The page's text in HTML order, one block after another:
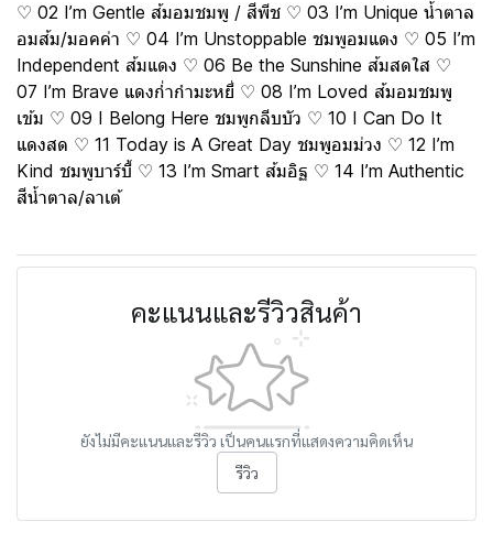
♡ 02 I’m Gentle ส้มอมชมพู / สีพีช ♡ 03 I’m Unique น้ำตาล
อมส้ม/มอคค่า ♡ 04 I’m Unstoppable ชมพูอมแดง ♡ 05 I’m
Independent ส้มแดง ♡ 06 Be the Sunshine ส้มสดใส ♡
07 I’m Brave แดงก่ำกำมะหยี่ ♡ 08 I’m Loved ส้มอมชมพู
เข้ม ♡ 09 I Belong Here ชมพูกลีบบัว ♡ 10 I Can Do It
แดงสด ♡ 11 Today is A Great Day ชมพูอมม่วง ♡ 12 I’m
Kind ชมพูบาร์บี้ ♡ 13 I’m Smart ส้มอิฐ ♡ 14 I’m Authentic
สีน้ำตาล/ลาเต้
คะแนนและรีวิวสินค้า
ยังไม่มีคะแนนและรีวิว เป็นคนแรกที่แสดงความคิดเห็น
รีวิว